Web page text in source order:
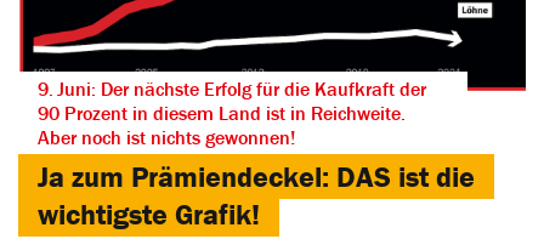
9. Juni: Der nächste Erfolg für die Kaufkraft der
90 Prozent in diesem Land ist in Reichweite.
Aber noch ist nichts gewonnen!
Ja zum Prämiendeckel: DAS ist die
wichtigste Grafik!